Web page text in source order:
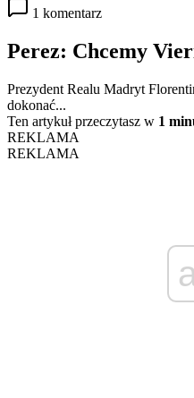
1 komentarz
Perez: Chcemy
Prezydent Realu Madryt
dokonać...
Ten artykuł przeczytasz w 1
REKLAMA
REKLAMA